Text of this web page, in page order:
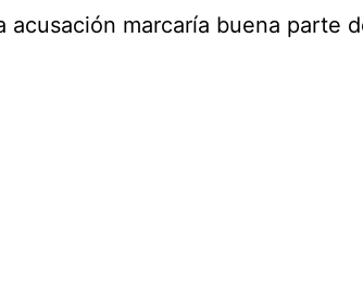
acusación marcaría buena parte